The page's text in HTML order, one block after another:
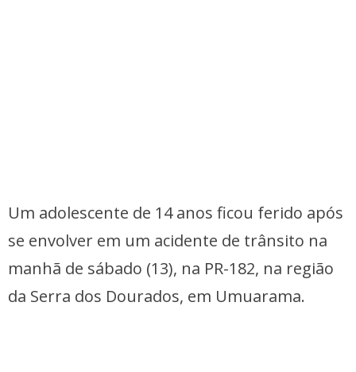
Um adolescente de 14 anos ficou ferido após
se envolver em um acidente de trânsito na
manhã de sábado (13), na PR-182, na região
da Serra dos Dourados, em Umuarama.